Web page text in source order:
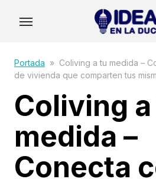
contentPortada » Coliving a tu medida –
de vivienda que comparten tus
Coliving
medida –
Conecta